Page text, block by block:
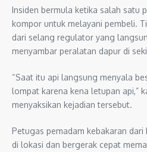
Insiden bermula ketika salah satu
kompor untuk melayani pembeli.
dari selang regulator yang
menyambar peralatan dapur di
“Saat itu api langsung menyala
lompat karena kena letupan api,”
menyaksikan kejadian tersebut.
Petugas pemadam kebakaran
di lokasi dan bergerak cepat